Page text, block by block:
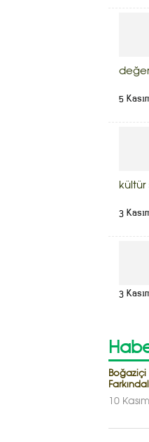
5
kültür
3
3
Boğaziçi
10